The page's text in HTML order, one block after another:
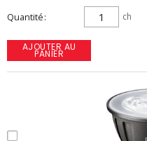
Quantité ch
AJOUTER AU
PANIER